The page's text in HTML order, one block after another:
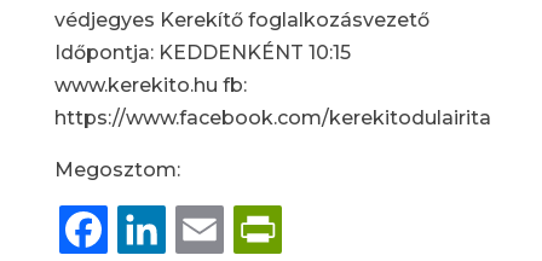
védjegyes Kerekítő foglalkozásvezető
Időpontja: KEDDENKÉNT 10:15
www.kerekito.hu fb:
https://www.facebook.com/kerekitodulairita
Megosztom:
FacebookLinkedInEmail